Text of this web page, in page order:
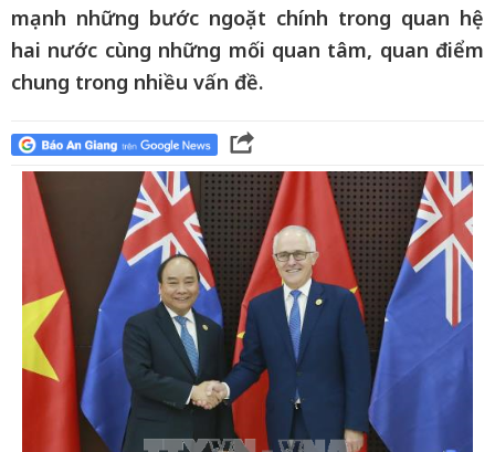
mạnh những bước ngoặt chính trong quan hệ
hai nước cùng những mối quan tâm, quan điểm
chung trong nhiều vấn đề.